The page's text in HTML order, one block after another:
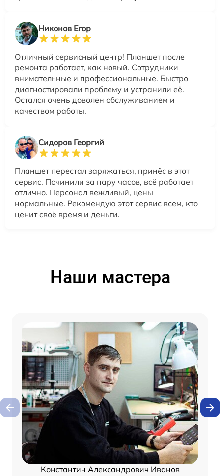
Никонов Егор
Отличный сервисный центр! Планшет после
ремонта работает, как новый. Сотрудники
внимательные и профессиональные. Быстро
диагностировали проблему и устранили её.
Остался очень доволен обслуживанием и
качеством работы.
Сидоров Георгий
Планшет перестал заряжаться, принёс в этот
сервис. Починили за пару часов, всё работает
отлично. Персонал вежливый, цены
нормальные. Рекомендую этот сервис всем, кто
ценит своё время и деньги.
Наши мастера
Константин Александрович Иванов